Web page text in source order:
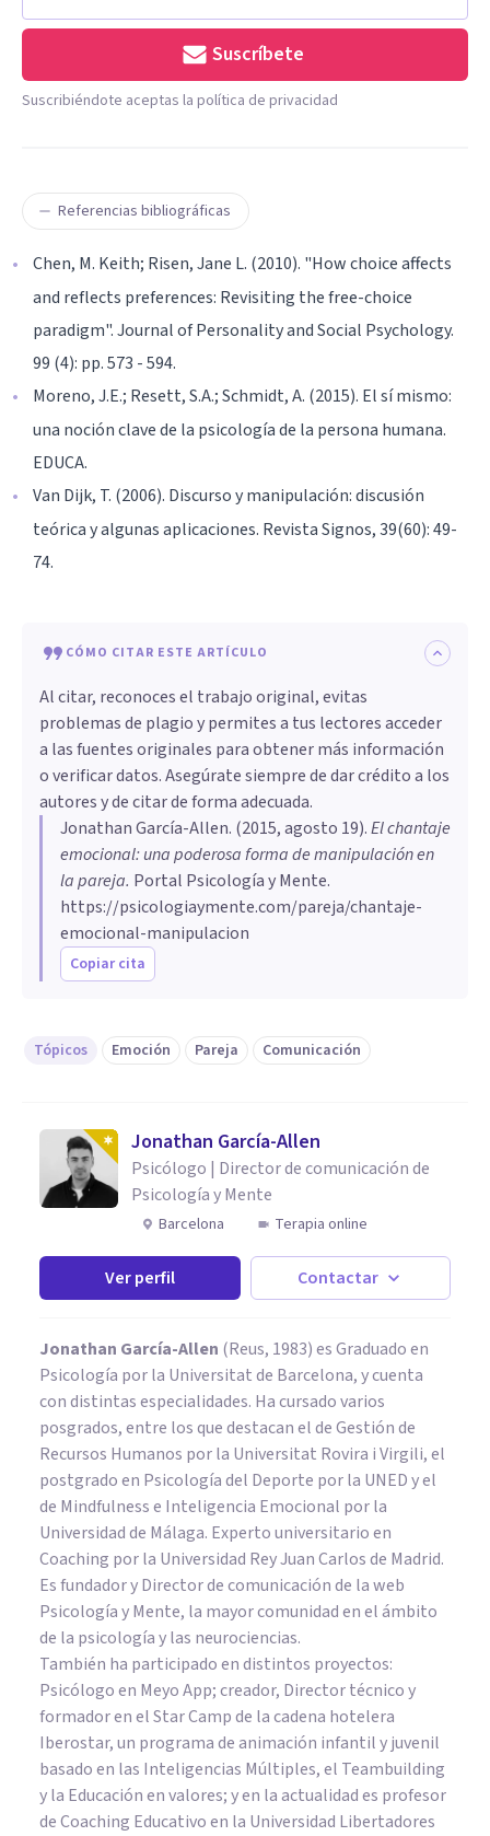
Suscríbete
Suscribiéndote aceptas la política de privacidad
Referencias bibliográficas
Chen, M. Keith; Risen, Jane L. (2010). "How choice affects
and reflects preferences: Revisiting the free-choice
paradigm". Journal of Personality and Social Psychology.
99 (4): pp. 573 - 594.
Moreno, J.E.; Resett, S.A.; Schmidt, A. (2015). El sí mismo:
una noción clave de la psicología de la persona humana.
EDUCA.
Van Dijk, T. (2006). Discurso y manipulación: discusión
teórica y algunas aplicaciones. Revista Signos, 39(60): 49-
74.
CÓMO CITAR ESTE ARTÍCULO
Al citar, reconoces el trabajo original, evitas
problemas de plagio y permites a tus lectores acceder
a las fuentes originales para obtener más información
o verificar datos. Asegúrate siempre de dar crédito a los
autores y de citar de forma adecuada.
Jonathan García-Allen. (2015, agosto 19).​El chantaje
emocional: una poderosa forma de manipulación en
la pareja. Portal Psicología y Mente.
https://psicologiaymente.com/pareja/chantaje-
emocional-manipulacion
Copiar cita
Tópicos Emoción Pareja Comunicación
Jonathan García-Allen
Psicólogo | Director de comunicación de
Psicología y Mente
Barcelona Terapia online
Ver perfil Contactar
Jonathan García-Allen (Reus, 1983) es Graduado en
Psicología por la Universitat de Barcelona, y cuenta
con distintas especialidades. Ha cursado varios
posgrados, entre los que destacan el de Gestión de
Recursos Humanos por la Universitat Rovira i Virgili, el
postgrado en Psicología del Deporte por la UNED y el
de Mindfulness e Inteligencia Emocional por la
Universidad de Málaga. Experto universitario en
Coaching por la Universidad Rey Juan Carlos de Madrid.
Es fundador y Director de comunicación de la web
Psicología y Mente, la mayor comunidad en el ámbito
de la psicología y las neurociencias.
También ha participado en distintos proyectos:
Psicólogo en Meyo App; creador, Director técnico y
formador en el Star Camp de la cadena hotelera
Iberostar, un programa de animación infantil y juvenil
basado en las Inteligencias Múltiples, el Teambuilding
y la Educación en valores; y en la actualidad es profesor
de Coaching Educativo en la Universidad Libertadores